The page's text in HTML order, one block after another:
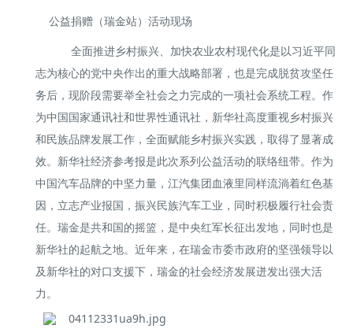
公益捐赠（瑞金站）活动现场
全面推进乡村振兴、加快农业农村现代化是以习近平同
志为核心的党中央作出的重大战略部署，也是完成脱贫攻坚任
务后，现阶段需要举全社会之力完成的一项社会系统工程。作
为中国国家通讯社和世界性通讯社，新华社高度重视乡村振兴
和民族品牌发展工作，全面赋能乡村振兴实践，取得了显著成
效。新华社经济参考报是此次系列公益活动的联络纽带。作为
中国汽车品牌的中坚力量，江汽集团血液里同样流淌着红色基
因，立志产业报国，振兴民族汽车工业，同时积极履行社会责
任。瑞金是共和国的摇篮，是中央红军长征出发地，同时也是
新华社的起航之地。近年来，在瑞金市委市政府的坚强领导以
及新华社的对口支援下，瑞金的社会经济发展迸发出强大活
力。